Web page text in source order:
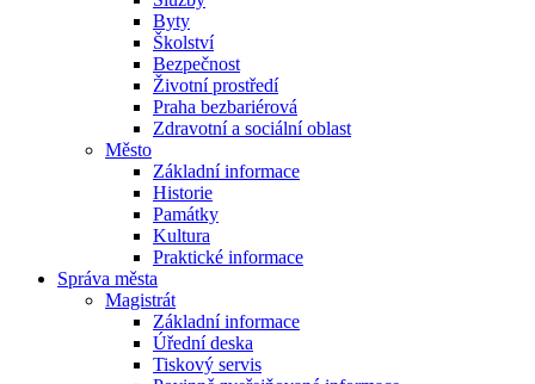
Byty
Školství
Bezpečnost
Životní prostředí
Praha bezbariérová
Zdravotní a sociální oblast
Město
Základní informace
Historie
Památky
Kultura
Praktické informace
Správa města
Magistrát
Základní informace
Úřední deska
Tiskový servis